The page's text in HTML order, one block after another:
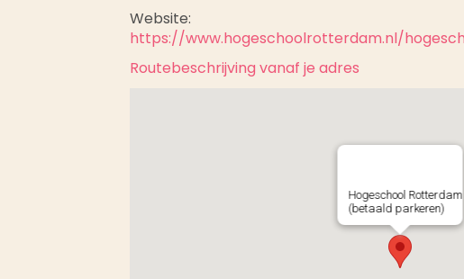
Website:
https://www.hogeschoolrotterdam.nl/
Routebeschrijving vanaf je adres
Hogeschool Rotterdam
(betaald parkeren)